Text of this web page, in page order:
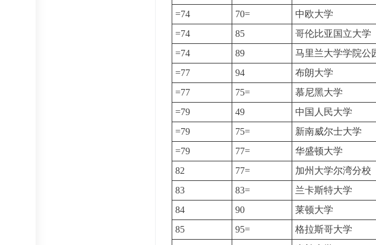
=74
70= 中欧大学
=74
85 哥伦比亚国立大学
=74
89 马里兰大学学院公
=77
94 布朗大学
=77
75= 慕尼黑大学
=79
49 中国人民大学
=79
75= 新南威尔士大学
=79
77= 华盛顿大学
82
77= 加州大学尔湾分校
83
83= 兰卡斯特大学
84
90 莱顿大学
85
95= 格拉斯哥大学